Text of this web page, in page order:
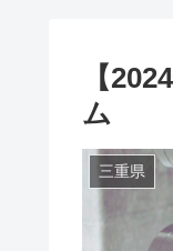
【
ム
三重県